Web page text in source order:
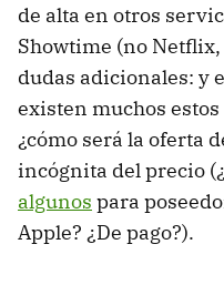
de alta en otros
Showtime (no
dudas adicionales: y
existen muchos
¿cómo será la oferta
incógnita del precio (¿
algunos para
Apple? ¿De pago?).